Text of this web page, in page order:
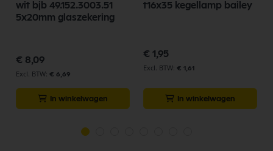
wit bjb 49.152.3003.51
5x20mm glaszekering
€ 8,09
€ 6,69
In winkelwagen
t16x35 kegellamp bailey
€ 1,95
€ 1,61
In winkelwagen